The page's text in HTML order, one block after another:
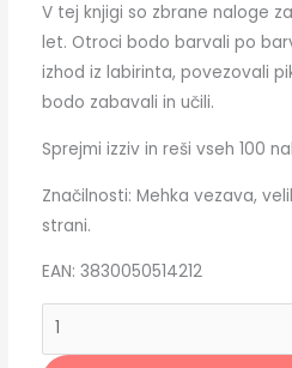
V tej knjigi so zbrane naloge
let. Otroci bodo barvali po
izhod iz labirinta, povezovali
bodo zabavali in učili.
Sprejmi izziv in reši vseh 100
Značilnosti: Mehka vezava,
strani.
EAN: 3830050514212